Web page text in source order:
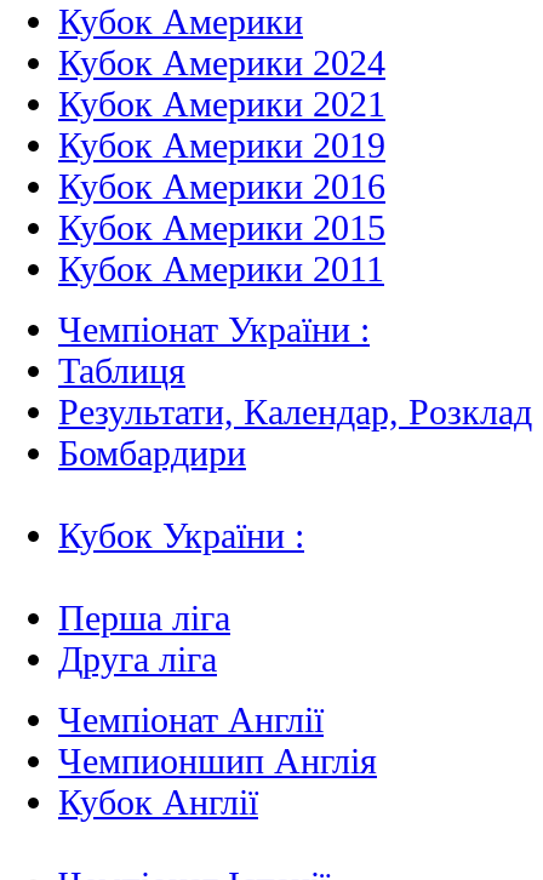
Кубок Америки
Кубок Америки 2024
Кубок Америки 2021
Кубок Америки 2019
Кубок Америки 2016
Кубок Америки 2015
Кубок Америки 2011
Чемпіонат України :
Таблиця
Результати, Календар, Poзклад
Бомбардири
Кубок України :
Перша ліга
Друга ліга
Чемпіонат Англії
Чемпионшип Англія
Кубок Англії